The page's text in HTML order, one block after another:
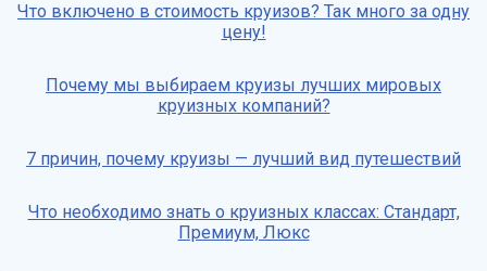
Что включено в стоимость круизов? Так много за одну
цену!
Почему мы выбираем круизы лучших мировых
круизных компаний?
7 причин, почему круизы — лучший вид путешествий
Что необходимо знать о круизных классах: Стандарт,
Премиум, Люкс